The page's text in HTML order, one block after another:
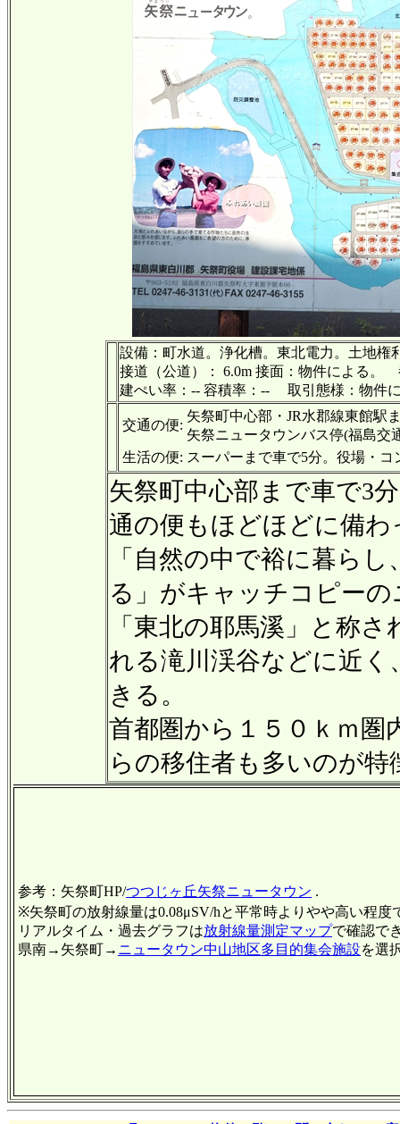
設備：町水道。浄化槽。東北電力。土地権
接道（公道）： 6.0m 接面：物件による
建ぺい率：-- 容積率：-- 取引態様：物件
交通の便:
矢祭町中心部・JR水郡線東館駅
矢祭ニュータウンバス停(福島交
生活の便: スーパーまで車で5分。役場・
矢祭町中心部まで車で3
通の便もほどほどに備わ
「自然の中で裕に暮ら
る」がキャッチコピー
「東北の耶馬溪」と称
れる滝川渓谷などに近
きる。
首都圏から１５０ｋｍ圏
らの移住者も多いのが特
参考：矢祭町HP/つつじヶ丘矢祭ニュータウン .
※矢祭町の放射線量は0.08μSV/hと平常時よりやや高い程度
リアルタイム・過去グラフは放射線量測定マップで確認で
県南→矢祭町→ ニュータウン中山地区多目的集会施設を選